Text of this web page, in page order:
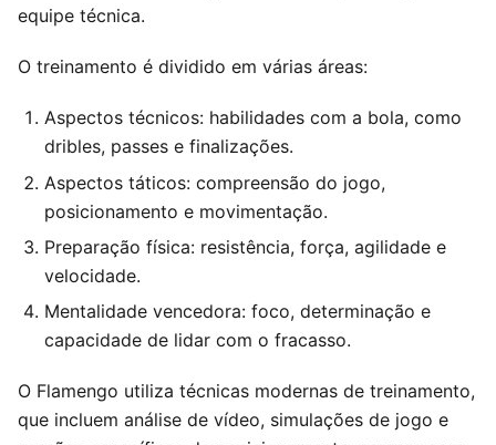
equipe técnica.
O treinamento é dividido em várias áreas:
Aspectos técnicos: habilidades com a bola, como
dribles, passes e finalizações.
Aspectos táticos: compreensão do jogo,
posicionamento e movimentação.
Preparação física: resistência, força, agilidade e
velocidade.
Mentalidade vencedora: foco, determinação e
capacidade de lidar com o fracasso.
O Flamengo utiliza técnicas modernas de treinamento,
que incluem análise de vídeo, simulações de jogo e